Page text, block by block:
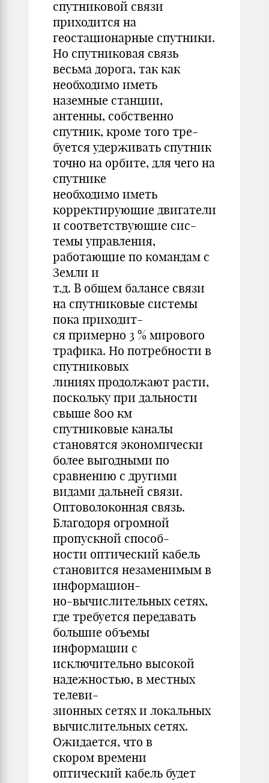
спутниковой связи
приходится на
геостационарные спутники.
Но спутниковая связь
весьма дорога, так как
необходимо иметь
наземные станции,
антенны, собственно
спутник, кроме того тре-
буется удерживать спутник
точно на орбите, для чего на
спутнике
необходимо иметь
корректирующие двигатели
и соответствующие сис-
темы управления,
работающие по командам с
Земли и
т.д. В общем балансе связи
на спутниковые системы
пока приходит-
ся примерно 3 % мирового
трафика. Но потребности в
спутниковых
линиях продолжают расти,
поскольку при дальности
свыше 800 км
спутниковые каналы
становятся экономически
более выгодными по
сравнению с другими
видами дальней связи.
Оптоволоконная связь.
Благодоря огромной
пропускной способ-
ности оптический кабель
становится незаменимым в
информацион-
но-вычислительных сетях,
где требуется передавать
большие объемы
информации с
исключительно высокой
надежностью, в местных
телеви-
зионных сетях и локальных
вычислительных сетях.
Ожидается, что в
скором времени
оптический кабель будет